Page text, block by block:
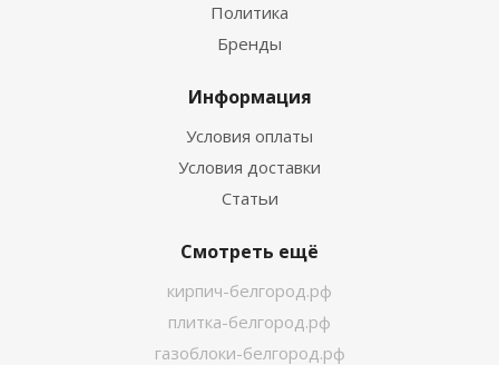
Политика
Бренды
Информация
Условия оплаты
Условия доставки
Статьи
Смотреть ещё
кирпич-белгород.рф
плитка-белгород.рф
газоблоки-белгород.рф